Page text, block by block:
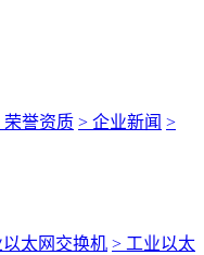
荣誉资质 > 企业新闻 >
太网交换机 > 工业以太